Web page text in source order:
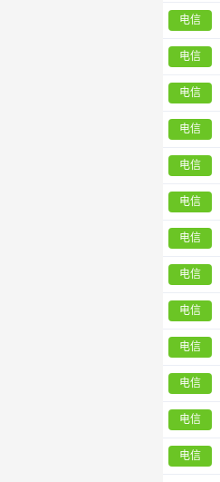
电信
电信
电信
电信
电信
电信
电信
电信
电信
电信
电信
电信
电信